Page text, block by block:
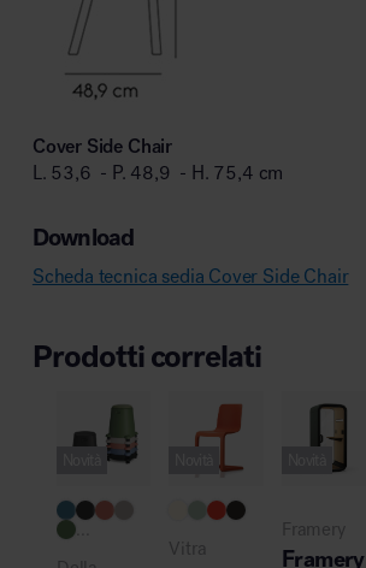
Cover Side Chair
L. 53,6 - P. 48,9 - H. 75,4 cm
Download
Scheda tecnica sedia Cover Side Chair
Prodotti correlati
...
Vitra
Framery
Framery